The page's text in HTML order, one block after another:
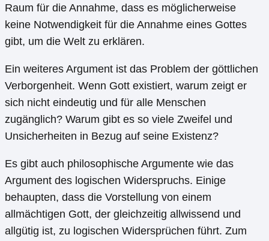
Raum für die Annahme, dass es möglicherweise
keine Notwendigkeit für die Annahme eines Gottes
gibt, um die Welt zu erklären.
Ein weiteres Argument ist das Problem der göttlichen
Verborgenheit. Wenn Gott existiert, warum zeigt er
sich nicht eindeutig und für alle Menschen
zugänglich? Warum gibt es so viele Zweifel und
Unsicherheiten in Bezug auf seine Existenz?
Es gibt auch philosophische Argumente wie das
Argument des logischen Widerspruchs. Einige
behaupten, dass die Vorstellung von einem
allmächtigen Gott, der gleichzeitig allwissend und
allgütig ist, zu logischen Widersprüchen führt. Zum